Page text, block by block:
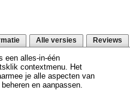
Alle versies Reviews
een alles-in-één
contextmenu. Het
je alle aspecten van
en aanpassen.